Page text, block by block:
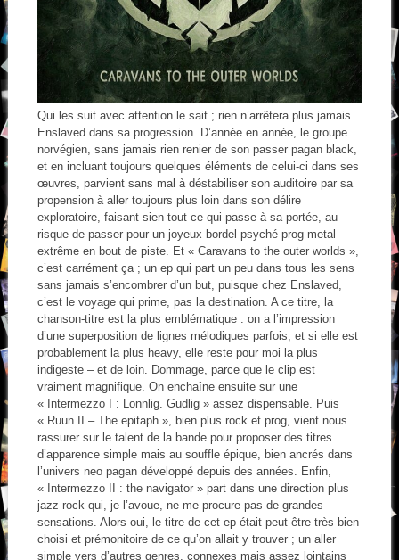
Qui les suit avec attention le sait ; rien n’arrêtera plus jamais
Enslaved dans sa progression. D’année en année, le groupe
norvégien, sans jamais rien renier de son passer pagan black,
et en incluant toujours quelques éléments de celui-ci dans ses
œuvres, parvient sans mal à déstabiliser son auditoire par sa
propension à aller toujours plus loin dans son délire
exploratoire, faisant sien tout ce qui passe à sa portée, au
risque de passer pour un joyeux bordel psyché prog metal
extrême en bout de piste. Et « Caravans to the outer worlds »,
c’est carrément ça ; un ep qui part un peu dans tous les sens
sans jamais s’encombrer d’un but, puisque chez Enslaved,
c’est le voyage qui prime, pas la destination. A ce titre, la
chanson-titre est la plus emblématique : on a l’impression
d’une superposition de lignes mélodiques parfois, et si elle est
probablement la plus heavy, elle reste pour moi la plus
indigeste – et de loin. Dommage, parce que le clip est
vraiment magnifique. On enchaîne ensuite sur une
« Intermezzo I : Lonnlig. Gudlig » assez dispensable. Puis
« Ruun II – The epitaph », bien plus rock et prog, vient nous
rassurer sur le talent de la bande pour proposer des titres
d’apparence simple mais au souffle épique, bien ancrés dans
l’univers neo pagan développé depuis des années. Enfin,
« Intermezzo II : the navigator » part dans une direction plus
jazz rock qui, je l’avoue, ne me procure pas de grandes
sensations. Alors oui, le titre de cet ep était peut-être très bien
choisi et prémonitoire de ce qu’on allait y trouver ; un aller
simple vers d’autres genres, connexes mais assez lointains